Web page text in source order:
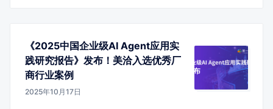
《2025中国企业级AI Agent应用实
践研究报告》发布！美洽入选优秀厂
商行业案例
2025年10月17日